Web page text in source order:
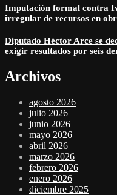
Imputación formal contra
irregular de recursos en
Diputado Héctor Arce se
exigir resultados por seis
Archivos
agosto 2026
julio 2026
junio 2026
mayo 2026
abril 2026
marzo 2026
febrero 2026
enero 2026
diciembre 2025